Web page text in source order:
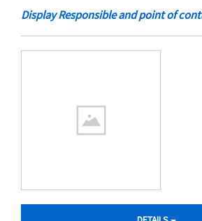
Display Responsible and point of